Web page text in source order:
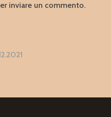
inviare un commento.